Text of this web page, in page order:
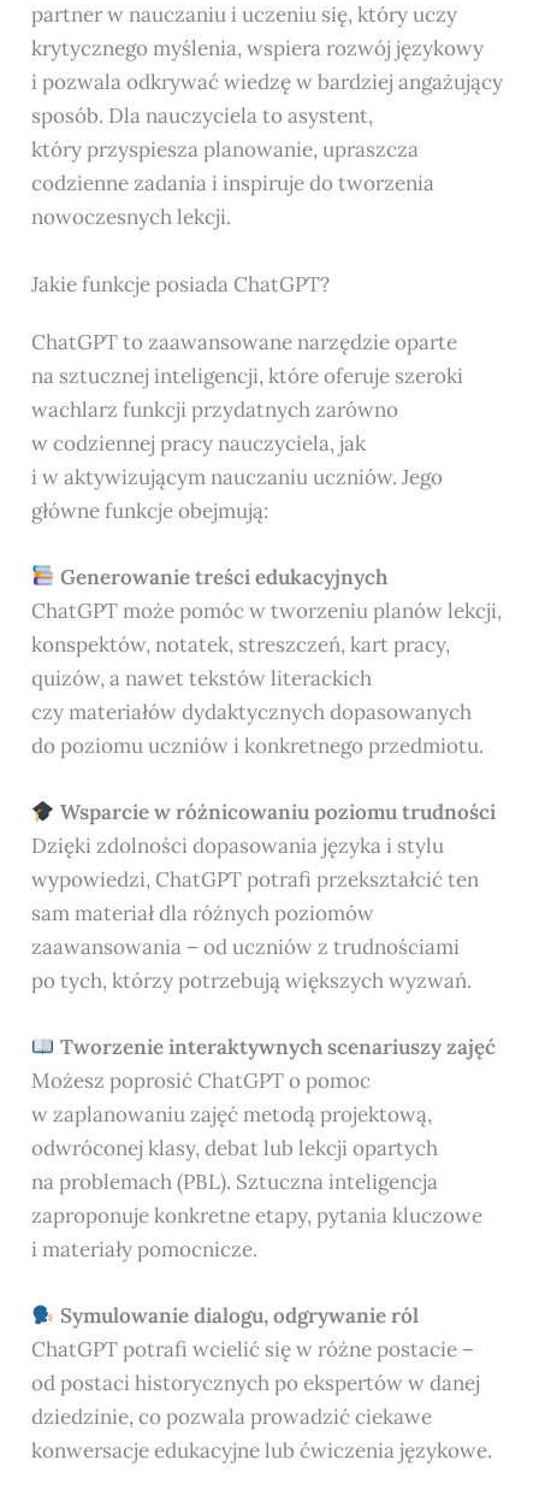
partner w nauczaniu i uczeniu się, który uczy
krytycznego myślenia, wspiera rozwój językowy
i pozwala odkrywać wiedzę w bardziej angażujący
sposób. Dla nauczyciela to asystent,
który przyspiesza planowanie, upraszcza
codzienne zadania i inspiruje do tworzenia
nowoczesnych lekcji.
Jakie funkcje posiada ChatGPT?
ChatGPT to zaawansowane narzędzie oparte
na sztucznej inteligencji, które oferuje szeroki
wachlarz funkcji przydatnych zarówno
w codziennej pracy nauczyciela, jak
i w aktywizującym nauczaniu uczniów. Jego
główne funkcje obejmują:
Generowanie treści edukacyjnych
ChatGPT może pomóc w tworzeniu planów lekcji,
konspektów, notatek, streszczeń, kart pracy,
quizów, a nawet tekstów literackich
czy materiałów dydaktycznych dopasowanych
do poziomu uczniów i konkretnego przedmiotu.
Wsparcie w różnicowaniu poziomu trudności
Dzięki zdolności dopasowania języka i stylu
wypowiedzi, ChatGPT potrafi przekształcić ten
sam materiał dla różnych poziomów
zaawansowania – od uczniów z trudnościami
po tych, którzy potrzebują większych wyzwań.
Tworzenie interaktywnych scenariuszy zajęć
Możesz poprosić ChatGPT o pomoc
w zaplanowaniu zajęć metodą projektową,
odwróconej klasy, debat lub lekcji opartych
na problemach (PBL). Sztuczna inteligencja
zaproponuje konkretne etapy, pytania kluczowe
i materiały pomocnicze.
Symulowanie dialogu, odgrywanie ról
ChatGPT potrafi wcielić się w różne postacie –
od postaci historycznych po ekspertów w danej
dziedzinie, co pozwala prowadzić ciekawe
konwersacje edukacyjne lub ćwiczenia językowe.